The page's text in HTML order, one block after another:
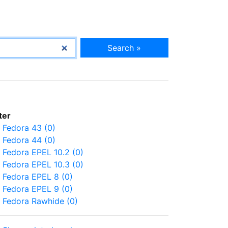
Search »
Fedora 43 (0)
Fedora 44 (0)
Fedora EPEL 10.2 (0)
Fedora EPEL 10.3 (0)
Fedora EPEL 8 (0)
Fedora EPEL 9 (0)
Fedora Rawhide (0)